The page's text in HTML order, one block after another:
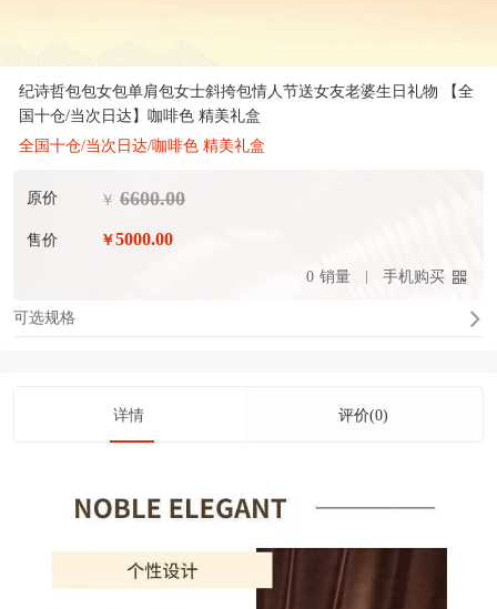
纪诗哲包包女包单肩包女士斜挎包情人节送女友老婆生日礼物 【全
国十仓/当次日达】咖啡色 精美礼盒
全国十仓/当次日达/咖啡色 精美礼盒
原价 ￥ 6600.00
售价 ￥5000.00
0 销量 手机购买
可选规格
详情 评价(0)